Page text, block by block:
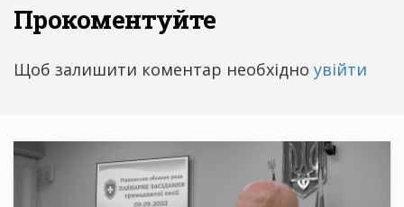
Прокоментуйте
Щоб залишити коментар необхідно увійти